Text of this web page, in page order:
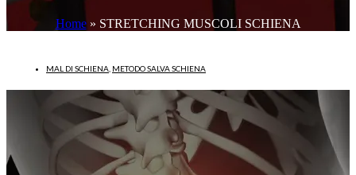
Home» STRETCHING MUSCOLI SCHIENA
MAL DI SCHIENA METODO SALVA SCHIENA